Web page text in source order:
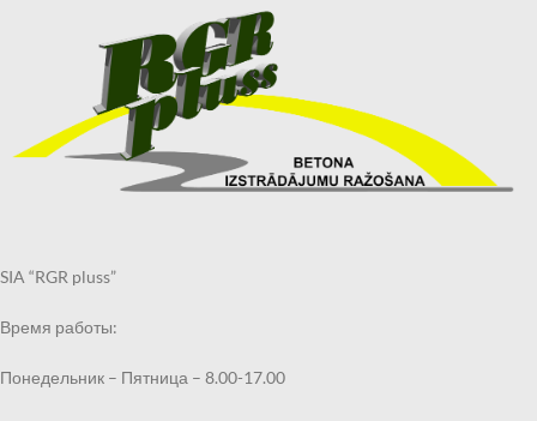
SIA “RGR pluss”
Время работы:
Понедельник – Пятница – 8.00-17.00